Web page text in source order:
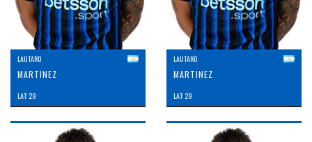
LAUTARO
MARTINEZ
LAT: 29
LAUTARO
MARTINEZ
LAT: 29